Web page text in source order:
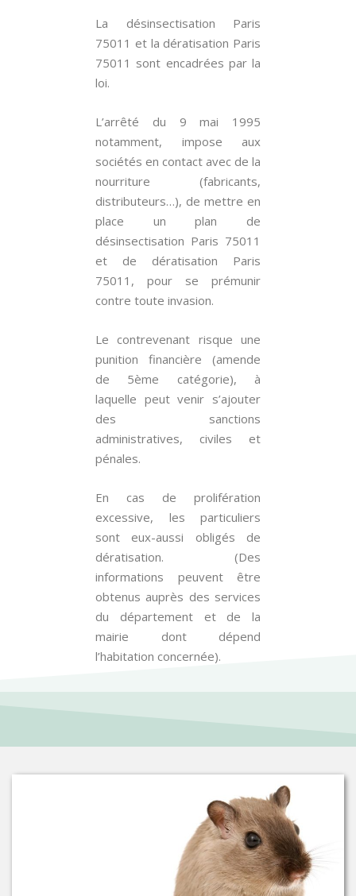
La désinsectisation Paris
75011 et la dératisation Paris
75011 sont encadrées par la
loi.
L’arrêté du 9 mai 1995
notamment, impose aux
sociétés en contact avec de la
nourriture (fabricants,
distributeurs…), de mettre en
place un plan de
désinsectisation Paris 75011
et de dératisation Paris
75011, pour se prémunir
contre toute invasion.
Le contrevenant risque une
punition financière (amende
de 5ème catégorie), à
laquelle peut venir s’ajouter
des sanctions
administratives, civiles et
pénales.
En cas de prolifération
excessive, les particuliers
sont eux-aussi obligés de
dératisation. (Des
informations peuvent être
obtenus auprès des services
du département et de la
mairie dont dépend
l’habitation concernée).